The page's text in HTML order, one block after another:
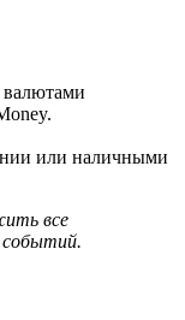
валютами
или наличными
все
событий.